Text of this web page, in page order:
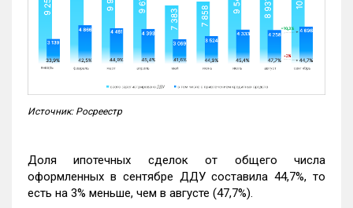
Источник: Росреестр
Доля ипотечных сделок от общего числа
оформленных в сентябре ДДУ составила 44,7%, то
есть на 3% меньше, чем в августе (47,7%).